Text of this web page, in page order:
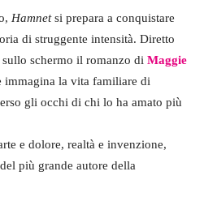
Hamnetsi prepara a conquistare
di struggente intensità. Diretto
schermo il romanzo di Maggie
immagina la vita familiare di
gli occhi di chi lo ha amato più
e dolore, realtà e invenzione,
più grande autore della